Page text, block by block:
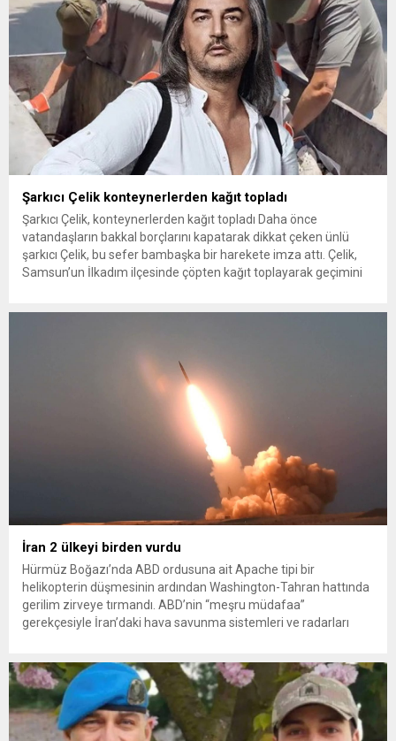
Şarkıcı Çelik konteynerlerden kağıt topladı
Şarkıcı Çelik, konteynerlerden kağıt topladı Daha önce
vatandaşların bakkal borçlarını kapatarak dikkat çeken ünlü
şarkıcı Çelik, bu sefer bambaşka bir harekete imza attı. Çelik,
Samsun’un İlkadım ilçesinde çöpten kağıt toplayarak geçimini
İran 2 ülkeyi birden vurdu
Hürmüz Boğazı’nda ABD ordusuna ait Apache tipi bir
helikopterin düşmesinin ardından Washington-Tahran hattında
gerilim zirveye tırmandı. ABD’nin “meşru müdafaa”
gerekçesiyle İran’daki hava savunma sistemleri ve radarları
yeni bir ABD saldırısına anında yanıt verileceğini duyurdu....